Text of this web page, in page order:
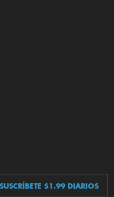
SUSCRÍBETE $1.99 DIARIOS